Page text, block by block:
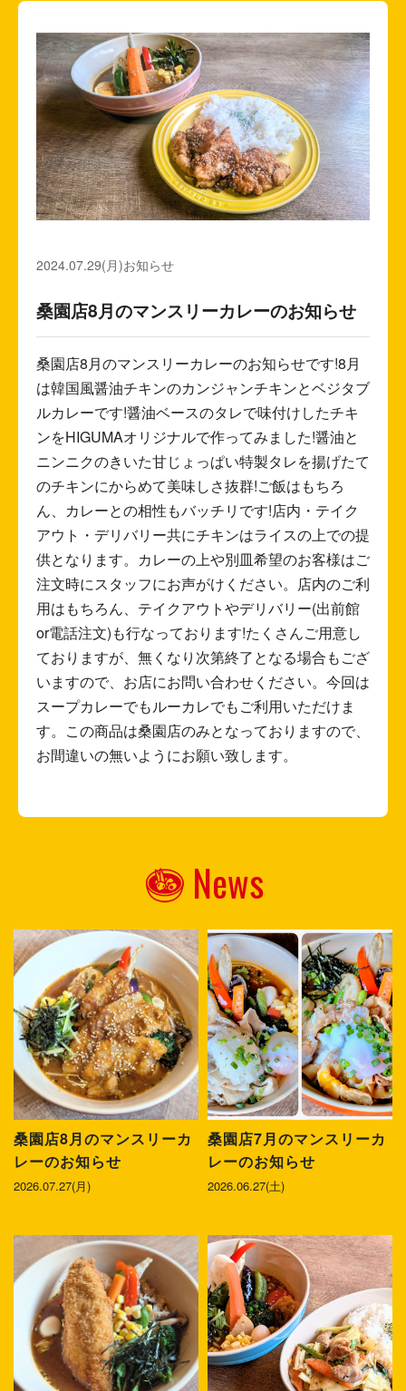
2024.07.29(月)お知らせ
桑園店8月のマンスリーカレーのお知らせ
桑園店8月のマンスリーカレーのお知らせです!8月
は韓国風醤油チキンのカンジャンチキンとベジタブ
ルカレーです!醤油ベースのタレで味付けしたチキ
ンをHIGUMAオリジナルで作ってみました!醤油と
ニンニクのきいた甘じょっぱい特製タレを揚げたて
のチキンにからめて美味しさ抜群!ご飯はもちろ
ん、カレーとの相性もバッチリです!店内・テイク
アウト・デリバリー共にチキンはライスの上での提
供となります。カレーの上や別皿希望のお客様はご
注文時にスタッフにお声がけください。店内のご利
用はもちろん、テイクアウトやデリバリー(出前館
or電話注文)も行なっております!たくさんご用意し
ておりますが、無くなり次第終了となる場合もござ
いますので、お店にお問い合わせください。今回は
スープカレーでもルーカレでもご利用いただけま
す。この商品は桑園店のみとなっておりますので、
お間違いの無いようにお願い致します。
News
桑園店8月のマンスリーカ
レーのお知らせ
2026.07.27(月)
桑園店7月のマンスリーカ
レーのお知らせ
2026.06.27(土)